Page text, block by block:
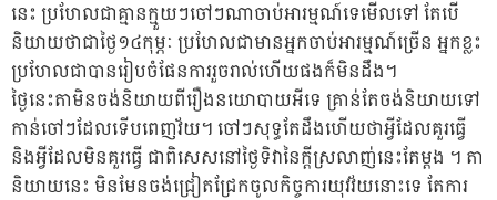
នេះ ប្រហែលជាគ្មានក្មួយៗចៅៗណាចាប់អារម្មណ៍ទេមើលទៅ តែបើ
និយាយថាជាថ្ងៃ១៤កុម្ភៈ ប្រហែលជាមានអ្នកចាប់អារម្មណ៍ច្រើន អ្នកខ្លះ
ប្រហែលជាបានរៀបចំផែនការរួចរាល់ហើយផងក៏មិនដឹង។
ថ្ងៃនេះតាមិនចង់និយាយពីរឿងនយោបាយអីទេ គ្រាន់តែចង់និយាយទៅ
កាន់ចៅៗដែលទើបពេញវ័យ។ ចៅៗសុទ្ធតែដឹងហើយថាអ្វីដែលគួរធ្វើ
និងអ្វីដែលមិនគួរធ្វើ ជាពិសេសនៅថ្ងៃទិវានៃក្តីស្រលាញ់នេះតែម្តង ។ តា
និយាយនេះ មិនមែនចង់ជ្រៀតជ្រែកចូលកិច្ចការយុវវ័យនោះទេ តែការ